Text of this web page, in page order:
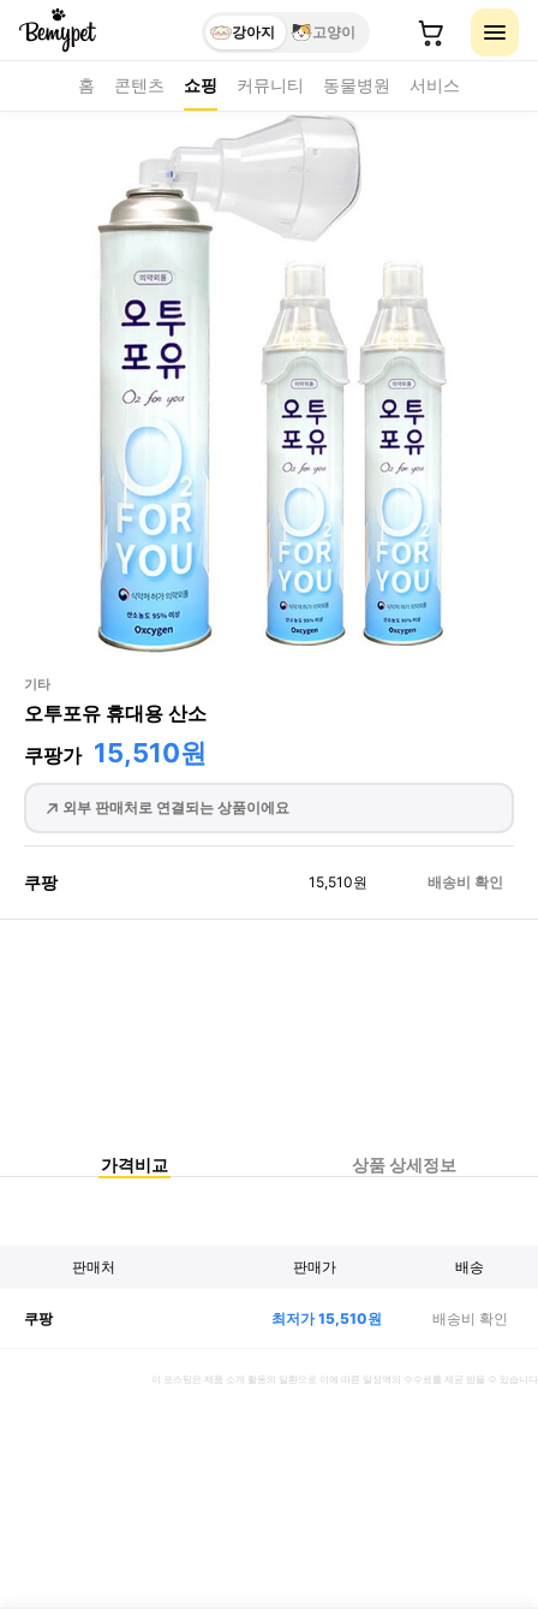
강아지 고양이
홈 콘텐츠 쇼핑 커뮤니티 동물병원 서비스
기타
오투포유 휴대용 산소
쿠팡가 15,510원
외부 판매처로 연결되는 상품이에요
쿠팡 15,510원 배송비 확인
가격비교 상품 상세정보
판매처 판매가 배송
쿠팡 최저가15,510원 배송비 확인
이 포스팅은 제품 소개 활동의 일환으로 이에 따른 일정액의 수수료를 제공 받을 수 있습니다